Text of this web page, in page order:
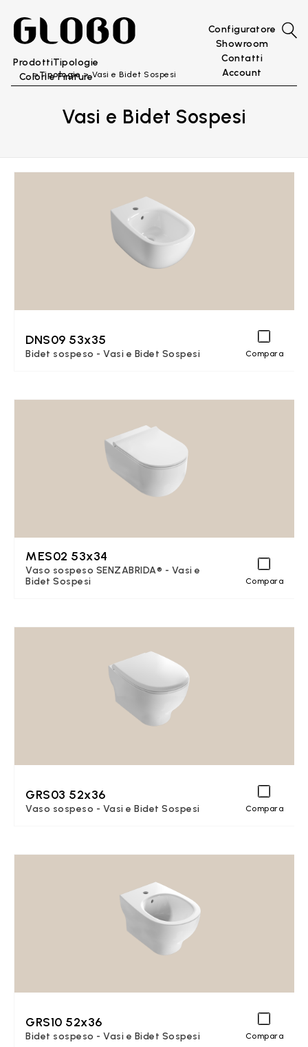
ProdottiTipologie
Colori e Finiture
Configuratore
Showroom
Contatti
Account
Tipologie Vasi e Bidet Sospesi
Vasi e Bidet Sospesi
DNS09 53x35
Bidet sospeso - Vasi e Bidet Sospesi Compara
MES02 53x34
Vaso sospeso SENZABRIDA® - Vasi e
Bidet Sospesi
Compara
GRS03 52x36
Vaso sospeso - Vasi e Bidet Sospesi Compara
GRS10 52x36
Bidet sospeso - Vasi e Bidet Sospesi Compara